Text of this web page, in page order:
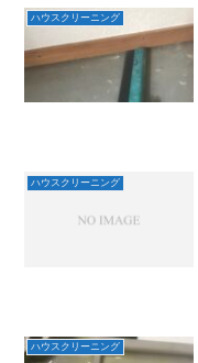
ハウスクリーニング
ハウスクリーニング
ハウスクリーニング